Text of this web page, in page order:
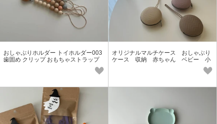
おしゃぶりホルダー トイホルダー003
歯固め クリップ おもちゃストラップ
オリジナルマルチケース おしゃぶり
ケース 収納 赤ちゃん ベビー 小